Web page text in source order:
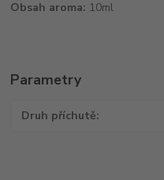
Obsah aroma: 10ml
Parametry
Druh příchutě